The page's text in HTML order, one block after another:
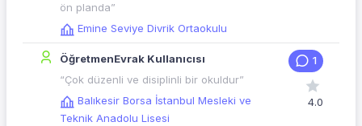
ön planda”
Emine Seviye Divrik Ortaokulu
ÖğretmenEvrak Kullanıcısı
“Çok düzenli ve disiplinli bir okuldur”
Balıkesir Borsa İstanbul Mesleki ve
Teknik Anadolu Lisesi
1
4.0